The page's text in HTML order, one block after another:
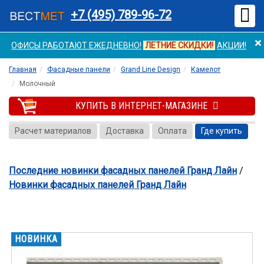
+7 (495) 789-96-72
×
ОФИСЫ РАБОТАЮТ ЕЖЕДНЕВНО! ЛЕТНИЕ СКИДКИ! АКЦИИ!
Главная Фасадные панели Grand Line Design
Камелот
Молочный
КУПИТЬ В ИНТЕРНЕТ-МАГАЗИНЕ
Расчет материалов Доставка Оплата Где купить
Последние новинки фасадных панелей Гранд Лайн /
Новинки фасадных панелей Гранд Лайн
НОВИНКА